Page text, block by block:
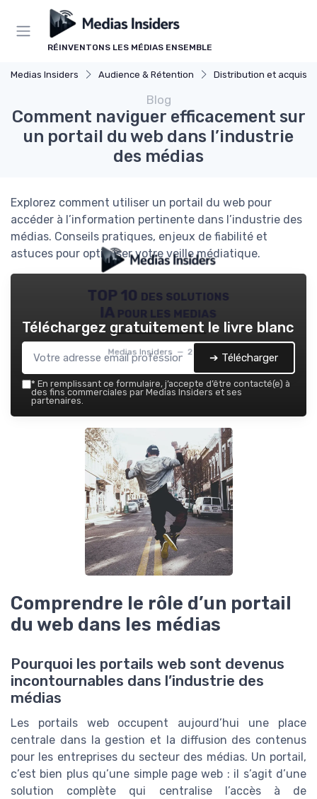
RÉINVENTONS LES MÉDIAS ENSEMBLE
Medias Insiders Audience & Rétention Distribution et
Blog
Comment naviguer efficacement sur
un portail du web dans l’industrie
des médias
Explorez comment utiliser un portail du web pour
accéder à l’information pertinente dans l’industrie des
médias. Conseils pratiques, enjeux de fiabilité et
astuces pour optimiser votre veille médiatique.
TOP 10 des solutions
IA pour les medias
Medias Insiders — 2026
Téléchargez gratuitement le livre blanc
➔ Télécharger
* En remplissant ce formulaire, j’accepte d’être contacté(e) à
des fins commerciales par Medias Insiders et ses
partenaires.
Comprendre le rôle d’un portail
du web dans les médias
Pourquoi les portails web sont devenus
incontournables dans l’industrie des
médias
Les portails web occupent aujourd’hui une place
centrale dans la gestion et la diffusion des contenus
pour les entreprises du secteur des médias. Un portail,
c’est bien plus qu’une simple page web : il s’agit d’une
solution complète qui centralise l’accès à de
Panneau de gestion des cookies